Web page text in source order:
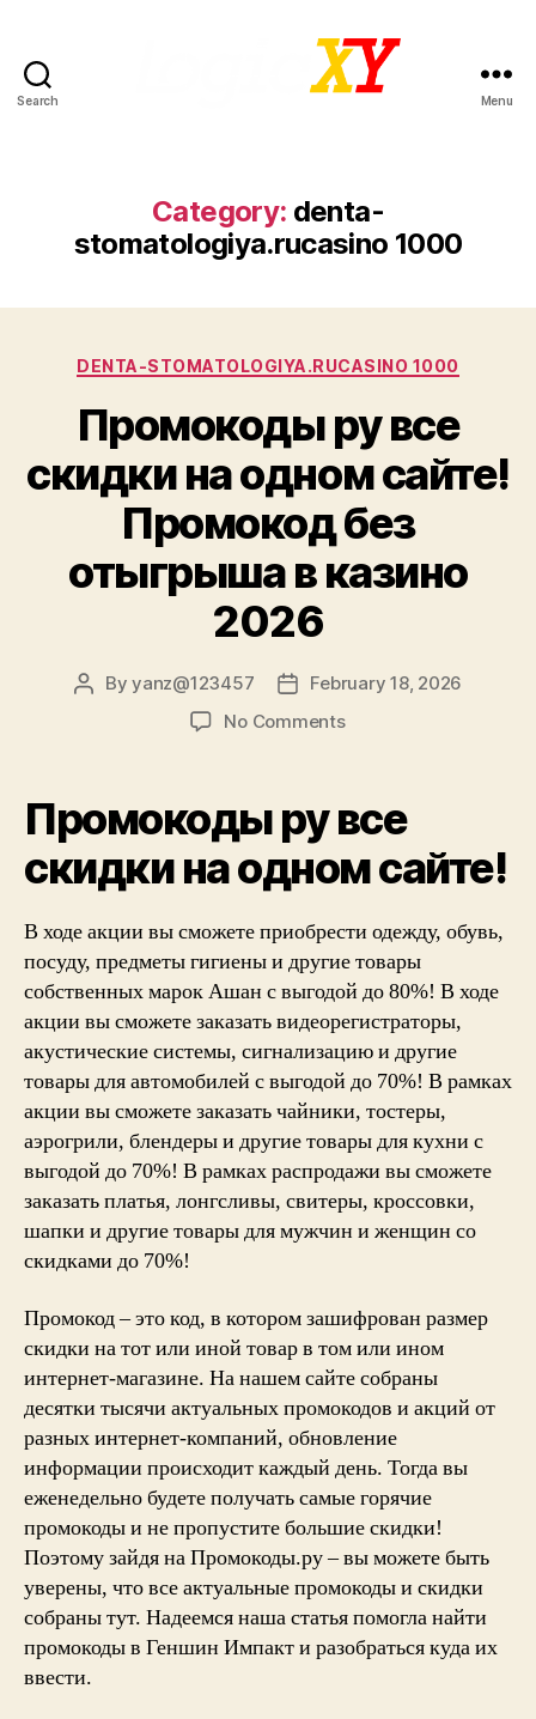
Search Menu
Category: denta-
stomatologiya.rucasino 1000
Categories
DENTA-STOMATOLOGIYA.RUCASINO 1000
Промокоды ру все
скидки на одном сайте!
Промокод без
отыгрыша в казино
2026
PostByyanz@123457
PostFebruary 18, 2026
No Commentson
скидки
одном
Промокод
без
отыгрыша
казино
2026
Промокоды ру все
скидки на одном сайте!
В ходе акции вы сможете приобрести одежду, обувь,
посуду, предметы гигиены и другие товары
собственных марок Ашан с выгодой до 80%! В ходе
акции вы сможете заказать видеорегистраторы,
акустические системы, сигнализацию и другие
товары для автомобилей с выгодой до 70%! В рамках
акции вы сможете заказать чайники, тостеры,
аэрогрили, блендеры и другие товары для кухни с
выгодой до 70%! В рамках распродажи вы сможете
заказать платья, лонгсливы, свитеры, кроссовки,
шапки и другие товары для мужчин и женщин со
скидками до 70%!
Промокод – это код, в котором зашифрован размер
скидки на тот или иной товар в том или ином
интернет-магазине. На нашем сайте собраны
десятки тысячи актуальных промокодов и акций от
разных интернет-компаний, обновление
информации происходит каждый день. Тогда вы
еженедельно будете получать самые горячие
промокоды и не пропустите большие скидки!
Поэтому зайдя на Промокоды.ру – вы можете быть
уверены, что все актуальные промокоды и скидки
собраны тут. Надеемся наша статья помогла найти
промокоды в Геншин Импакт и разобраться куда их
ввести.